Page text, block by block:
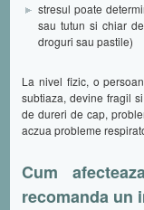
stresul poate
sau tutun si chiar
droguri sau pastile)
La nivel fizic, o
subtiaza, devine fragil
de dureri de cap,
aczua probleme
Cum
recomanda un